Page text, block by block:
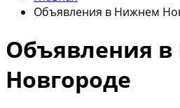
Объявления в Нижнем
Объявления
Новгороде